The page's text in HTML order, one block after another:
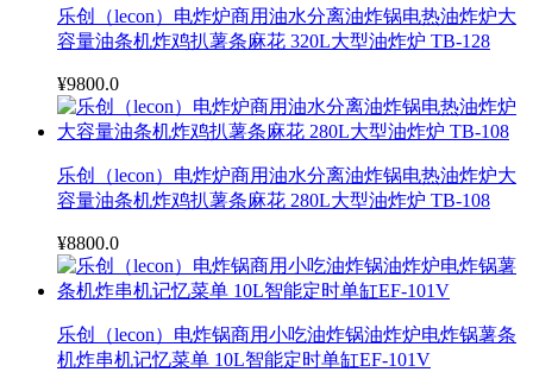
乐创（lecon）电炸炉商用油水分离油炸锅电热油炸炉大
容量油条机炸鸡扒薯条麻花 320L大型油炸炉 TB-128
¥9800.0
乐创（lecon）电炸炉商用油水分离油炸锅电热油炸炉大
容量油条机炸鸡扒薯条麻花 280L大型油炸炉 TB-108
¥8800.0
乐创（lecon）电炸锅商用小吃油炸锅油炸炉电炸锅薯条
机炸串机记忆菜单 10L智能定时单缸EF-101V